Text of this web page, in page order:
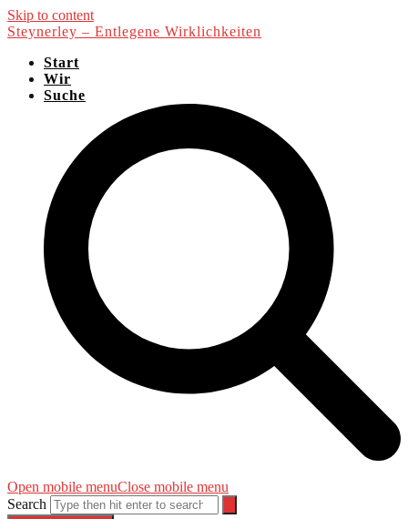
Skip to content
Steynerley – Entlegene Wirklichkeiten
Start
Wir
Suche
Open mobile menuClose mobile menu
Search